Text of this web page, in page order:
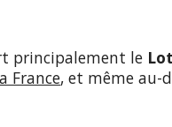
principalement le
France, et même au-